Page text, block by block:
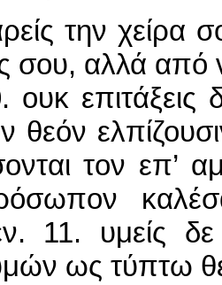
την χείρα
σου, αλλά από
ουκ επιτάξεις
θεόν
τον επ’
11. υμείς
ως τύπτω